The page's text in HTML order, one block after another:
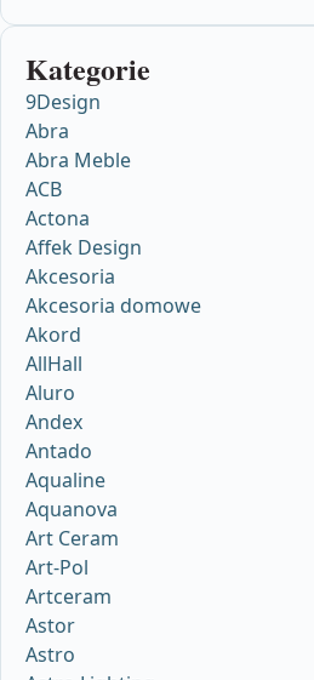
Kategorie
9Design
Abra
Abra Meble
ACB
Actona
Affek Design
Akcesoria
Akcesoria domowe
Akord
AllHall
Aluro
Andex
Antado
Aqualine
Aquanova
Art Ceram
Art-Pol
Artceram
Astor
Astro